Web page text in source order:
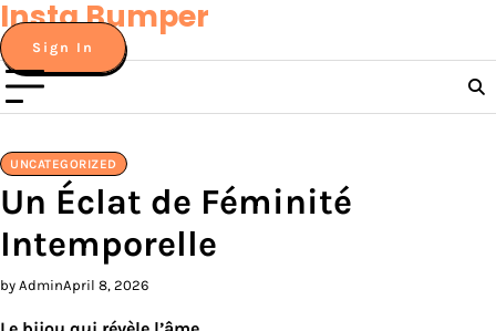
Skip
to
content
Insta Bumper
Sign In
UNCATEGORIZED
Un Éclat de Féminité
Intemporelle
by AdminApril 8, 2026